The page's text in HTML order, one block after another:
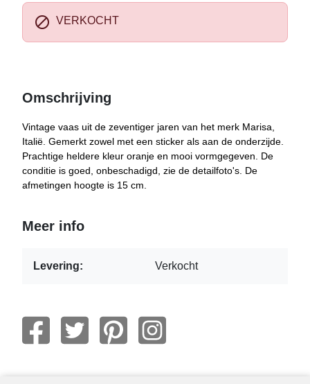
 VERKOCHT
Omschrijving
Vintage vaas uit de zeventiger jaren van het merk Marisa,
Italië. Gemerkt zowel met een sticker als aan de onderzijde.
Prachtige heldere kleur oranje en mooi vormgegeven. De
conditie is goed, onbeschadigd, zie de detailfoto's. De
afmetingen hoogte is 15 cm.
Meer info
Levering: Verkocht